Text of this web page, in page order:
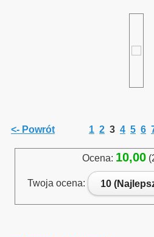
<- Powrót 1 2 3 4 5 6
Ocena: 10,00
Twoja ocena: 10
dawnej magistrali
Śląska - Kamieniec